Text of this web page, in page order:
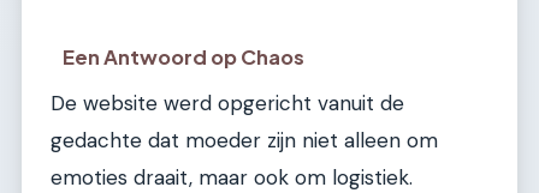
Een Antwoord op Chaos
De website werd opgericht vanuit de
gedachte dat moeder zijn niet alleen om
emoties draait, maar ook om logistiek.